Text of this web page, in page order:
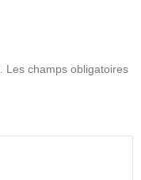
Les champs obligatoires